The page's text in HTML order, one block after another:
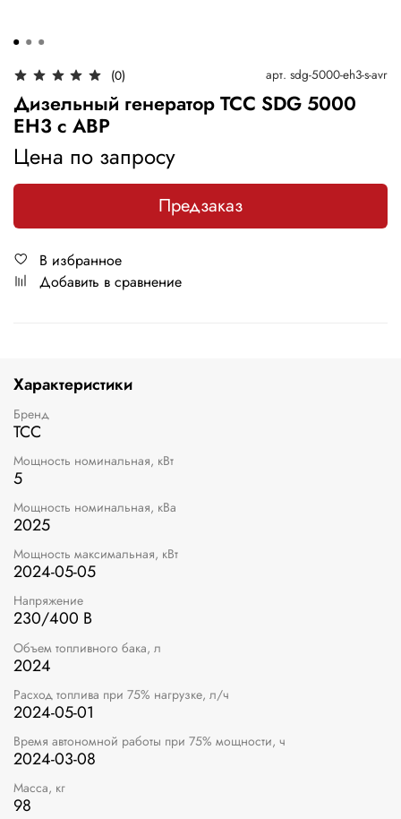
(0) арт. sdg-5000-eh3-s-avr
Дизельный генератор ТСС SDG 5000
EH3 с АВР
Цена по запросу
Предзаказ
В избранное
Добавить в сравнение
Характеристики
Бренд
ТСС
Мощность номинальная, кВт
5
Мощность номинальная, кВа
2025
Мощность максимальная, кВт
2024-05-05
Напряжение
230/400 В
Объем топливного бака, л
2024
Расход топлива при 75% нагрузке, л/ч
2024-05-01
Время автономной работы при 75% мощности, ч
2024-03-08
Масса, кг
98